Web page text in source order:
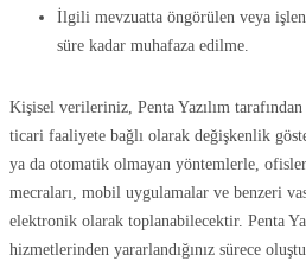
İlgili mevzuatta öngörülen veya
süre kadar muhafaza edilme.
Kişisel verileriniz, Penta Yazılım
ticari faaliyete bağlı olarak değişkenlik
ya da otomatik olmayan yöntemlerle,
mecraları, mobil uygulamalar ve benzeri
elektronik olarak toplanabilecektir. Penta
hizmetlerinden yararlandığınız sürece